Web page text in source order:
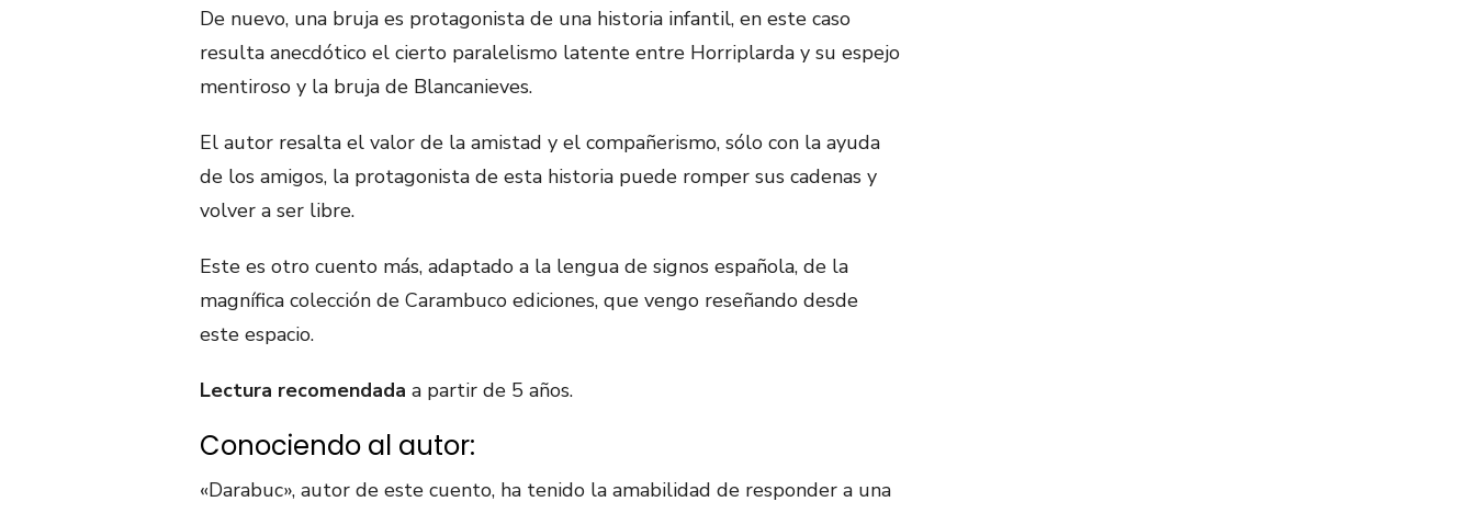
De nuevo, una bruja es protagonista de una historia infantil, en este caso
resulta anecdótico el cierto paralelismo latente entre Horriplarda y su espejo
mentiroso y la bruja de Blancanieves.
El autor resalta el valor de la amistad y el compañerismo, sólo con la ayuda
de los amigos, la protagonista de esta historia puede romper sus cadenas y
volver a ser libre.
Este es otro cuento más, adaptado a la lengua de signos española, de la
magnífica colección de Carambuco ediciones, que vengo reseñando desde
este espacio.
Lectura recomendada a partir de 5 años.
Conociendo al autor:
«Darabuc», autor de este cuento, ha tenido la amabilidad de responder a una